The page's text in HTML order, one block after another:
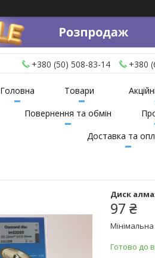
+380 (50) 508-83-14 +380
Головна Товари
Повернення та обмін
Доставка та
Диск
97 ₴
Готово до